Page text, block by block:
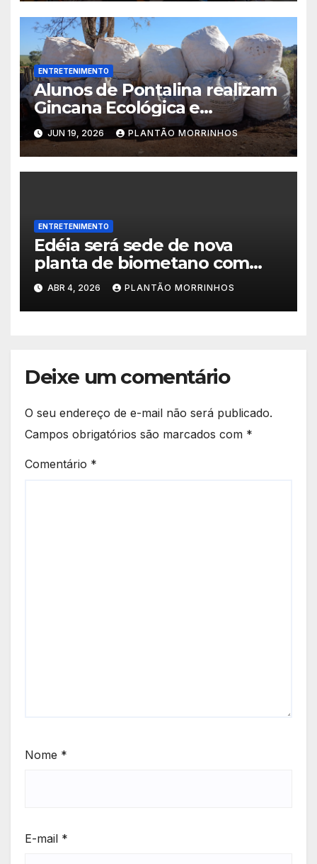
ENTRETENIMENTO
Alunos de Pontalina realizam
Gincana Ecológica e
conquistam visita ao Parque
Jatobá Centenário em
Morrinhos.
JUN 19, 2026 PLANTÃO MORRINHOS
ENTRETENIMENTO
Edéia será sede de nova
planta de biometano com
investimento de R$ 245
milhões
ABR 4, 2026 PLANTÃO MORRINHOS
Deixe um comentário
O seu endereço de e-mail não será publicado.
Campos obrigatórios são marcados com *
Comentário *
Nome *
E-mail *